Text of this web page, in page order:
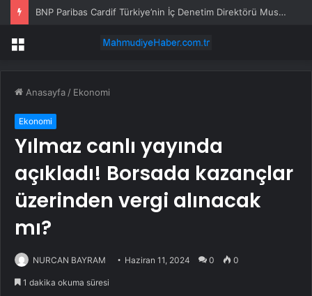
BNP Paribas Cardif Türkiye’nin İç Denetim Direktörü Mustafa Güneş oldu
Menü
Anasayfa / Ekonomi
Ekonomi
Yılmaz canlı yayında
açıkladı! Borsada kazançlar
üzerinden vergi alınacak
mı?
NURCAN BAYRAM Haziran 11, 2024 0 0
1 dakika okuma süresi